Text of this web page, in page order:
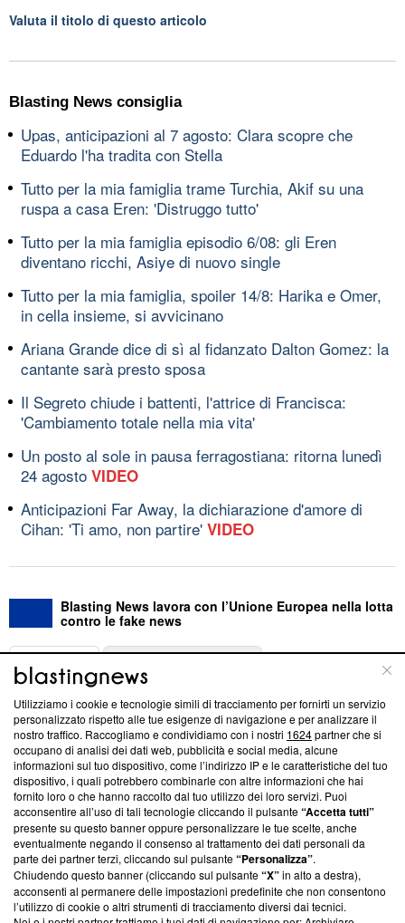
Valuta il titolo di questo articolo
Blasting News consiglia
Upas, anticipazioni al 7 agosto: Clara scopre che
Eduardo l'ha tradita con Stella
Tutto per la mia famiglia trame Turchia, Akif su una
ruspa a casa Eren: 'Distruggo tutto'
Tutto per la mia famiglia episodio 6/08: gli Eren
diventano ricchi, Asiye di nuovo single
Tutto per la mia famiglia, spoiler 14/8: Harika e Omer,
in cella insieme, si avvicinano
Ariana Grande dice di sì al fidanzato Dalton Gomez: la
cantante sarà presto sposa
Il Segreto chiude i battenti, l'attrice di Francisca:
'Cambiamento totale nella mia vita'
Un posto al sole in pausa ferragostiana: ritorna lunedì
24 agosto VIDEO
Anticipazioni Far Away, la dichiarazione d'amore di
Cihan: 'Ti amo, non partire' VIDEO
Blasting News lavora con l’Unione Europea nella lotta
contro le fake news
ABOUT
Questa sezione offre informazioni trasparenti su Blasting
News, sui nostri processi editoriali e su come ci impegniamo a
creare news di qualità. Inoltre, afferma la nostra aderenza a
‘Trust Project - News with Integrity’Blasting News non è
ancora membro del programma, ma ha richiesto di farne
parte; Trust Project non ha ancora effettuato una verifica di
conformità agli standard.
Su di noi
Team editoriale
Utilizziamo i cookie e tecnologie simili di tracciamento per fornirti un servizio
personalizzato rispetto alle tue esigenze di navigazione e per analizzare il
nostro traffico. Raccogliamo e condividiamo con i nostri 1624partner che si
occupano di analisi dei dati web, pubblicità e social media, alcune
informazioni sul tuo dispositivo, come l’indirizzo IP e le caratteristiche del tuo
dispositivo, i quali potrebbero combinarle con altre informazioni che hai
fornito loro o che hanno raccolto dal tuo utilizzo dei loro servizi. Puoi
acconsentire all’uso di tali tecnologie cliccando il pulsante“Accetta tutti”
presente su questo banner oppure personalizzare le tue scelte, anche
eventualmente negando il consenso al trattamento dei dati personali da
parte dei partner terzi, cliccando sul pulsante“Personalizza”.
Chiudendo questo banner (cliccando sul pulsante“X”in alto a destra),
acconsenti al permanere delle impostazioni predefinite che non consentono
l’utilizzo di cookie o altri strumenti di tracciamento diversi dai tecnici.